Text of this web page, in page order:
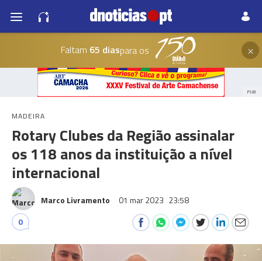
Faltam 65 diaspara os ×
PUB
MADEIRA
Rotary Clubes da Região assinalar
os 118 anos da instituição a nível
internacional
Marco Livramento 01 mar 2023 23:58
0